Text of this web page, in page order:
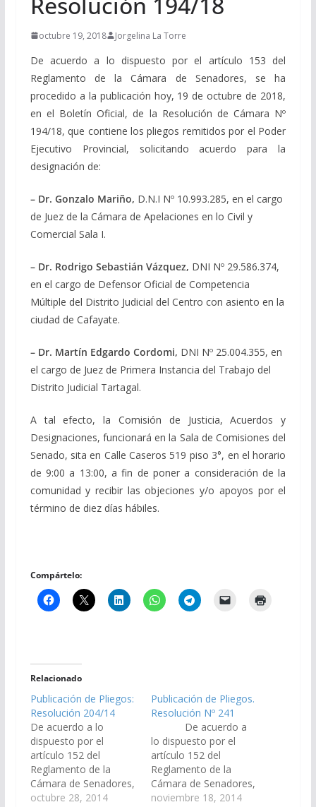
octubre 19, 2018 Jorgelina La Torre
De acuerdo a lo dispuesto por el artículo 153 del
Reglamento de la Cámara de Senadores, se ha
procedido a la publicación hoy, 19 de octubre de 2018,
en el Boletín Oficial, de la Resolución de Cámara Nº
194/18, que contiene los pliegos remitidos por el Poder
Ejecutivo Provincial, solicitando acuerdo para la
designación de:
– Dr. Gonzalo Mariño, D.N.I Nº 10.993.285, en el cargo
de Juez de la Cámara de Apelaciones en lo Civil y
Comercial Sala I.
– Dr. Rodrigo Sebastián Vázquez, DNI Nº 29.586.374,
en el cargo de Defensor Oficial de Competencia
Múltiple del Distrito Judicial del Centro con asiento en la
ciudad de Cafayate.
– Dr. Martín Edgardo Cordomi, DNI Nº 25.004.355, en
el cargo de Juez de Primera Instancia del Trabajo del
Distrito Judicial Tartagal.
A tal efecto, la Comisión de Justicia, Acuerdos y
Designaciones, funcionará en la Sala de Comisiones del
Senado, sita en Calle Caseros 519 piso 3°, en el horario
de 9:00 a 13:00, a fin de poner a consideración de la
comunidad y recibir las objeciones y/o apoyos por el
término de diez días hábiles.
Compártelo:
Relacionado
Publicación de Pliegos:
Resolución 204/14
De acuerdo a lo
dispuesto por el
artículo 152 del
Reglamento de la
Cámara de Senadores,
y a la Resolución de
octubre 28, 2014
Publicación de Pliegos.
Resolución Nº 241
De acuerdo a
lo dispuesto por el
artículo 152 del
Reglamento de la
Cámara de Senadores,
y a la Resolución de
noviembre 18, 2014